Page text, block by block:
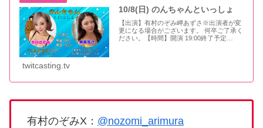
10/8(日) のんちゃんといっしょ
【出演】有村のぞみ岬あずさ※出演者が変
更になる場合がございます。 何卒ご了承く
ださい。【時間】開演 19:00終了予定
twitcasting.tv
有村のぞみX： @nozomi_arimura